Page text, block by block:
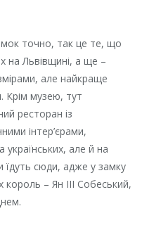
точно, так це те, що
на Львівщині, а ще –
але найкраще
Крім музею, тут
ресторан із
інтер’єрами,
але й на
їдуть сюди, адже у замку
король – Ян ІІІ Собеський,